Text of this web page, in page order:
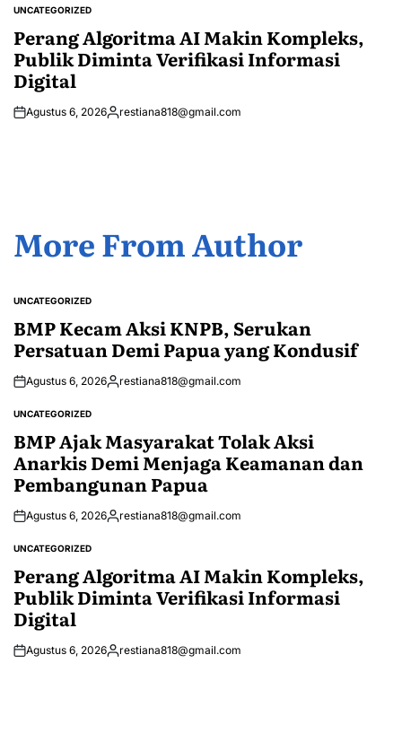
POSTED
UNCATEGORIZED
Perang Algoritma AI Makin Kompleks,
Publik Diminta Verifikasi Informasi
Digital
Agustus 6, 2026Posted
restiana818@gmail.com
More From Author
POSTED
UNCATEGORIZED
BMP Kecam Aksi KNPB, Serukan
Persatuan Demi Papua yang Kondusif
Agustus 6, 2026Posted
restiana818@gmail.com
POSTED
UNCATEGORIZED
BMP Ajak Masyarakat Tolak Aksi
Anarkis Demi Menjaga Keamanan dan
Pembangunan Papua
Agustus 6, 2026Posted
restiana818@gmail.com
POSTED
UNCATEGORIZED
Perang Algoritma AI Makin Kompleks,
Publik Diminta Verifikasi Informasi
Digital
Agustus 6, 2026Posted
restiana818@gmail.com